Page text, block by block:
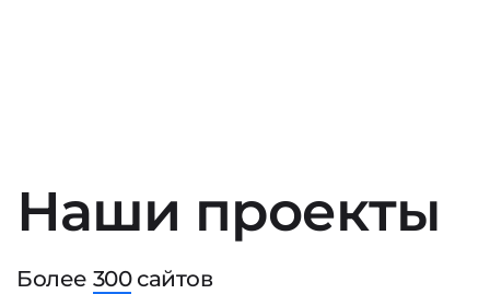
Наши проекты
Более 300сайтов